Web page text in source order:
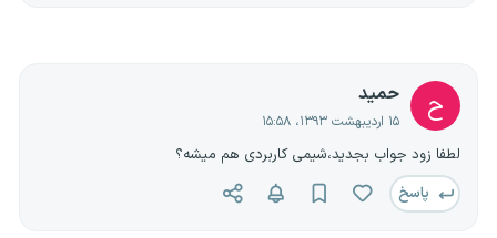
ح حمید
۱۵ اردیبهشت ۱۳۹۳، ۱۵:۵۸
لطفا زود جواب بجدید،شیمى کاربردى هم میشه؟
پاسخ